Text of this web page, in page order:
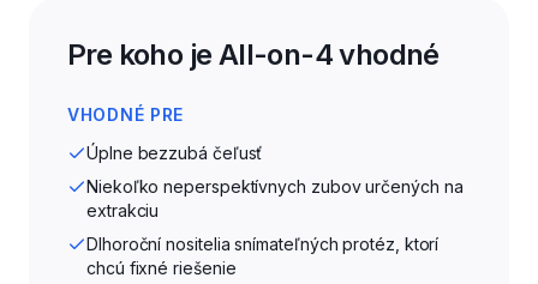
Pre koho je All-on-4 vhodné
VHODNÉ PRE
Úplne bezzubá čeľusť
Niekoľko neperspektívnych zubov určených na
extrakciu
Dlhoroční nositelia snímateľných protéz, ktorí
chcú fixné riešenie